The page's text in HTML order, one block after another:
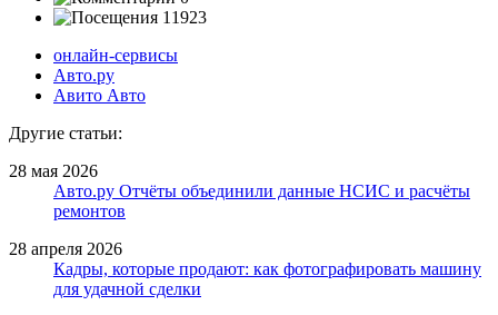
11923
онлайн-сервисы
Авто.ру
Авито Авто
Другие статьи:
28 мая 2026
Авто.ру Отчёты объединили данные НСИС и расчёты
ремонтов
28 апреля 2026
Кадры, которые продают: как фотографировать машину
для удачной сделки